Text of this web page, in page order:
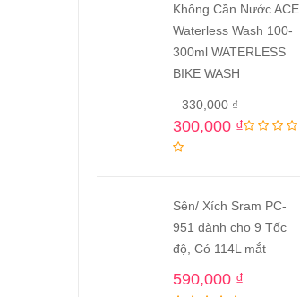
Không Cần Nước ACE
Waterless Wash 100-
300ml WATERLESS
BIKE WASH
330,000₫
300,000 ₫
Sên/ Xích Sram PC-
951 dành cho 9 Tốc
độ, Có 114L mắt
590,000 ₫